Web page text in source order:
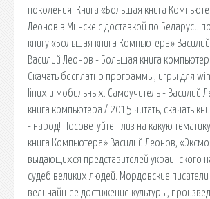
поколения. Книга «Большая книга
Леонов в Минске с доставкой по Беларуси
книгу «Большая книга Компьютера»
Василий Леонов - Большая книга
Скачать бесплатно программы, игры для
linux и мобильных. Самоучитель - Василий
книга компьютера / 2015 читать, скачать
- народ! Посоветуйте плиз на какую
книга Компьютера» Василий Леонов,
выдающихся представителей украинского
судеб великих людей. Мордовские
величайшее достижение культуры,